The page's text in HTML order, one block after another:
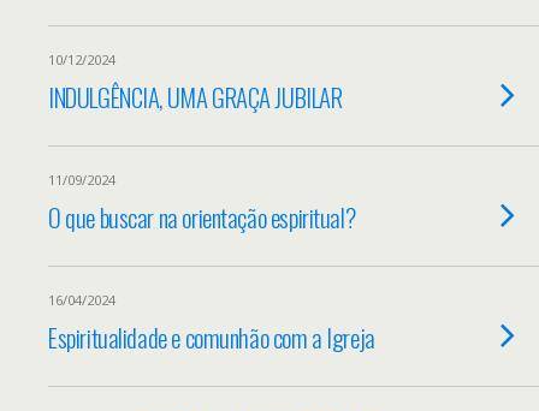
10/12/2024
INDULGÊNCIA, UMA GRAÇA JUBILAR
11/09/2024
O que buscar na orientação espiritual?
16/04/2024
Espiritualidade e comunhão com a Igreja